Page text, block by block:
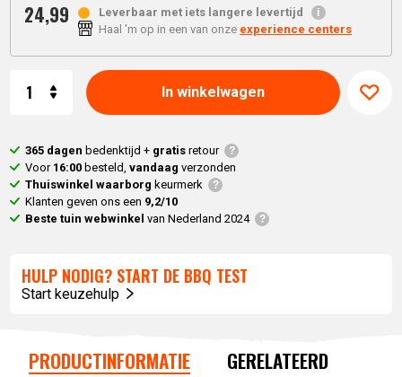
24,99
Leverbaar met iets langere levertijd
Haal 'm op in een van onze experience centers
In winkelwagen
365 dagen bedenktijd + gratisretour
Voor 16:00 besteld,vandaag verzonden
Thuiswinkel waarborg keurmerk
Klanten geven ons een 9,2/10
Beste tuin webwinkel van Nederland 2024
HULP NODIG? START DE BBQ TEST
Start keuzehulp
PRODUCTINFORMATIE GERELATEERD